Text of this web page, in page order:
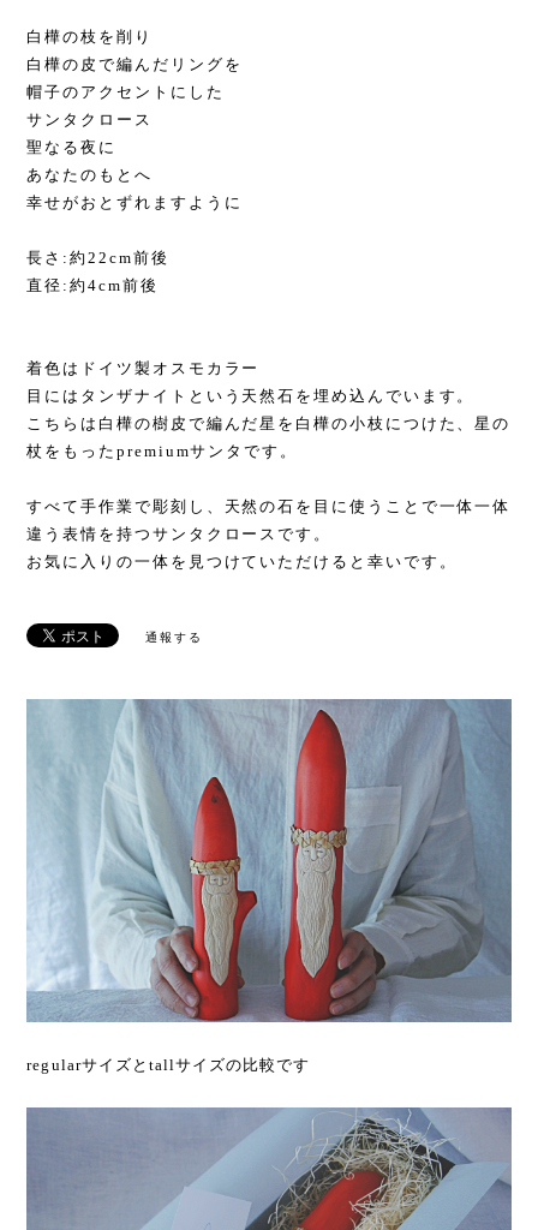
白樺の枝を削り
白樺の皮で編んだリングを
帽子のアクセントにした
サンタクロース
聖なる夜に
あなたのもとへ
幸せがおとずれますように
長さ:約22cm前後
直径:約4cm前後
着色はドイツ製オスモカラー
目にはタンザナイトという天然石を埋め込んでいます。
こちらは白樺の樹皮で編んだ星を白樺の小枝につけた、星の
杖をもったpremiumサンタです。
すべて手作業で彫刻し、天然の石を目に使うことで一体一体
違う表情を持つサンタクロースです。
お気に入りの一体を見つけていただけると幸いです。
通報する
regularサイズとtallサイズの比較です